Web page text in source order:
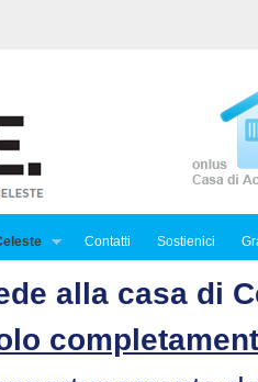
Contatti Sostienici
alla casa di